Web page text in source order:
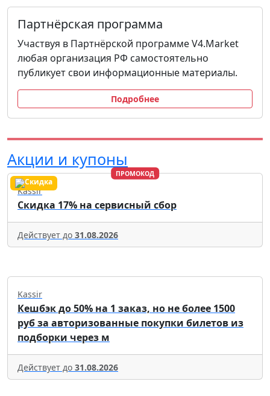
Партнёрская программа
Участвуя в Партнёрской программе V4.Market
любая организация РФ самостоятельно
публикует свои информационные материалы.
Подробнее
Акции и купоны
ПРОМОКОД
Kassir
Скидка 17% на сервисный сбор
Действует до 31.08.2026
Kassir
Кешбэк до 50% на 1 заказ, но не более 1500
руб за авторизованные покупки билетов из
подборки через м
Действует до 31.08.2026